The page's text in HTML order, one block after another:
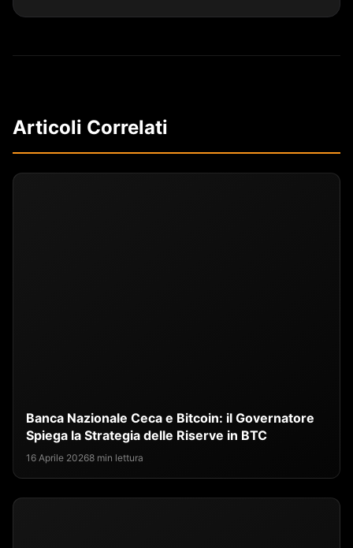
Articoli Correlati
Banca Nazionale Ceca e Bitcoin: il Governatore
Spiega la Strategia delle Riserve in BTC
16 Aprile 20268 min lettura